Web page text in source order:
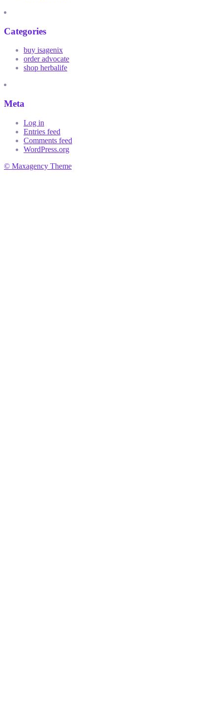
Categories
buy isagenix
order advocate
shop herbalife
Meta
Log in
Entries feed
Comments feed
WordPress.org
© Maxagency Theme